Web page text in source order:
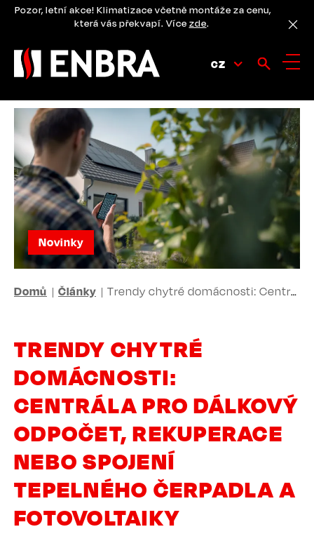
PřejítPozor, letní akce! Klimatizace včetně montáže za cenu,
která vás překvapí. Více zde.
CZ
Novinky
DROBEČKOVÁ
Domů Články Trendy chytré domácnosti: Centrála pro dálkový odpočet, rekuperace nebo spojení tepelného čerpadla a fotovoltaiky
TRENDY CHYTRÉ
DOMÁCNOSTI:
CENTRÁLA PRO DÁLKOVÝ
ODPOČET, REKUPERACE
NEBO SPOJENÍ
TEPELNÉHO ČERPADLA A
FOTOVOLTAIKY